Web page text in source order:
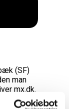
(SF)
man
mx.dk.